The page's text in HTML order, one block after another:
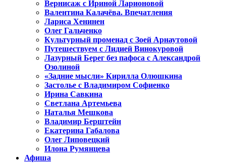
Вернисаж с Ириной Ларионовой
Валентина Калачёва. Впечатления
Лариса Хенинен
Олег Гальченко
Культурный променад с Зоей Арнаутовой
Путешествуем с Лидией Винокуровой
Лазурный Берег без пафоса с Александрой
Озолиной
«Задние мысли» Кирилла Олюшкина
Застолье с Владимиром Софиенко
Ирина Савкина
Светлана Артемьева
Наталья Мешкова
Владимир Берштейн
Екатерина Габалова
Олег Липовецкий
Илона Румянцева
Афиша